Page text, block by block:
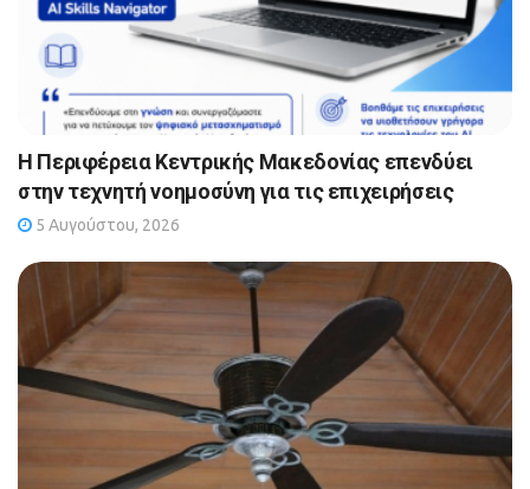
Η Περιφέρεια Κεντρικής Μακεδονίας επενδύει
στην τεχνητή νοημοσύνη για τις επιχειρήσεις
5 Αυγούστου, 2026